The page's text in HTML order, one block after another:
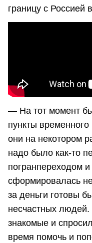
границу с Россией
— На тот момент
пункты
они на некотором
надо было как-то
погранпереходом
сформировалась
за деньги готовы
несчастных
знакомые и
время помочь и